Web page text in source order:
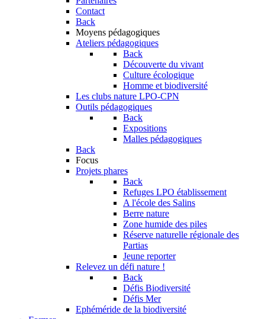
Contact
Back
Moyens pédagogiques
Ateliers pédagogiques
Back
Découverte du vivant
Culture écologique
Homme et biodiversité
Les clubs nature LPO-CPN
Outils pédagogiques
Back
Expositions
Malles pédagogiques
Back
Focus
Projets phares
Back
Refuges LPO établissement
A l'école des Salins
Berre nature
Zone humide des piles
Réserve naturelle régionale des
Partias
Jeune reporter
Relevez un défi nature !
Back
Défis Biodiversité
Défis Mer
Ephéméride de la biodiversité